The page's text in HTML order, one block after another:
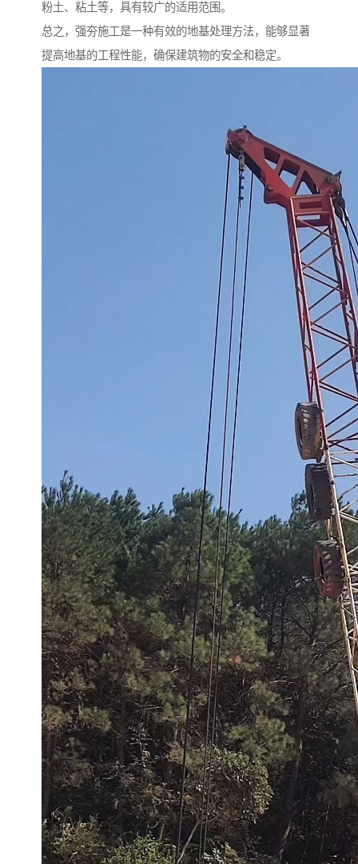
粉土、粘土等，具有较广的适用范围。
总之，强夯施工是一种有效的地基处理方法，能够显著
提高地基的工程性能，确保建筑物的安全和稳定。